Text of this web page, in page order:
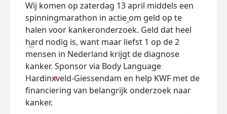
Wij komen op zaterdag 13 april middels een
spinningmarathon in actie om geld op te
halen voor kankeronderzoek. Geld dat heel
hard nodig is, want maar liefst 1 op de 2
mensen in Nederland krijgt de diagnose
kanker. Sponsor via Body Language
Hardinxveld-Giessendam en help KWF met de
financiering van belangrijk onderzoek naar
kanker.